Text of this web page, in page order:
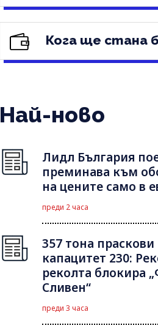
Кога ще стана
Най-ново
Лидл България
преминава към
на цените само в
преди 2 часа
357 тона
капацитет 230:
реколта блокира
Сливен“
преди 3 часа